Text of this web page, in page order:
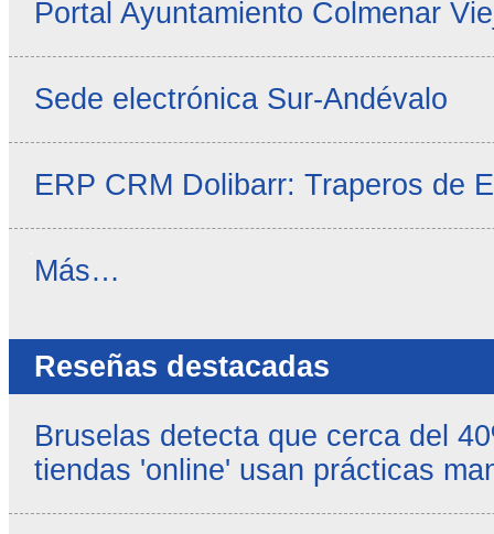
Portal Ayuntamiento Colmenar
Sede electrónica Sur-Andévalo
ERP CRM Dolibarr: Traperos de
Noticias
Más…
Reseñas destacadas
Bruselas detecta que cerca del
tiendas 'online' usan prácticas